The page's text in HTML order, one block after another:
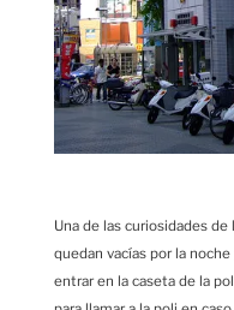
Una de las curiosidades de
quedan vacías por la
entrar en la caseta de la